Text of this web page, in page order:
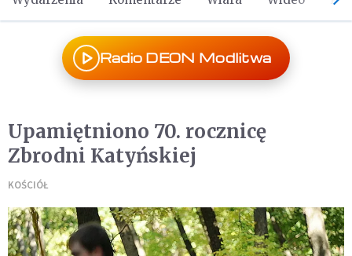
Radio DEON Modlitwa
Upamiętniono 70. rocznicę
Zbrodni Katyńskiej
KOŚCIÓŁ